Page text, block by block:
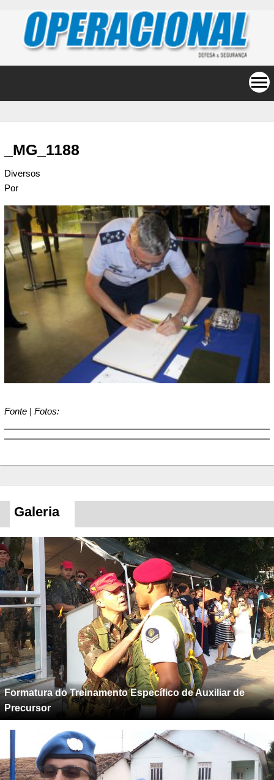
_MG_1188
Diversos
Por
Fonte | Fotos:
Galeria
Formatura do Treinamento Específico de Auxiliar de
Precursor